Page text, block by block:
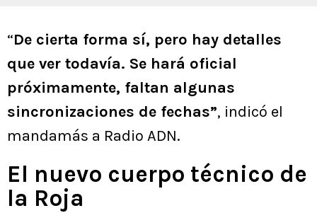
“De cierta forma sí, pero hay detalles
que ver todavía. Se hará oficial
próximamente, faltan algunas
sincronizaciones de fechas”, indicó el
mandamás a Radio ADN.
El nuevo cuerpo técnico de
la Roja